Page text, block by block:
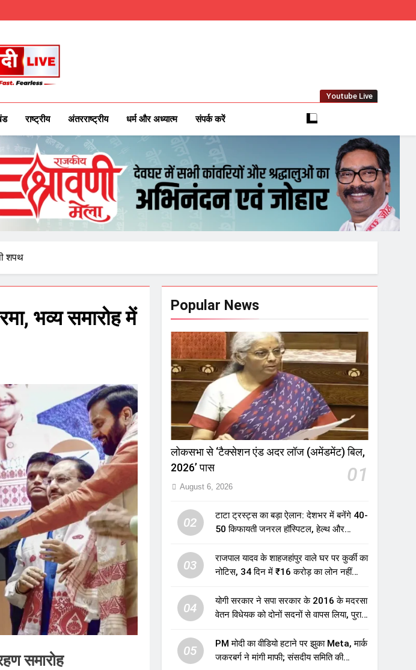
– Jharkhand's Leading Local News Network
Youtube Live
राष्ट्रीय अंतरराष्ट्रीय धर्म और अध्यात्म संपर्क करें
शपथ
भव्य समारोह में
समारोह
Popular News
लोकसभा से ‘टैक्सेशन एंड अदर लॉज (अमेंडमेंट) बिल,
2026’ पास
01
August 6, 2026
02
टाटा ट्रस्ट्स का बड़ा ऐलान: देशभर में बनेंगे 40-
50 किफायती जनरल हॉस्पिटल, हेल्थ और
03
राजपाल यादव के शाहजहांपुर वाले घर पर कुर्की का
नोटिस, 34 दिन में ₹16 करोड़ का लोन नहीं
04
योगी सरकार ने सपा सरकार के 2016 के मदरसा
वेतन विधेयक को दोनों सदनों से वापस लिया, पुराने
उठाए सवाल
05
PM मोदी का वीडियो हटाने पर झुका Meta, मार्क
जकरबर्ग ने मांगी माफी; संसदीय समिति की